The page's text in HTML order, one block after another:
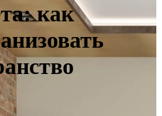
как